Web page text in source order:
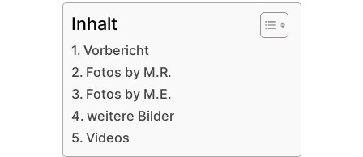
Inhalt
Vorbericht
Fotos by M.R.
Fotos by M.E.
weitere Bilder
Videos